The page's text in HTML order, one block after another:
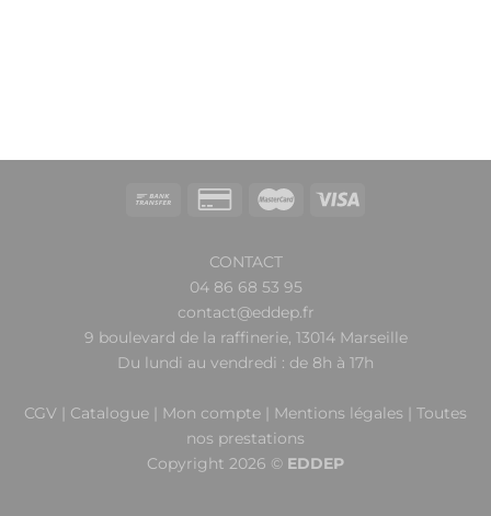
CONTACT
04 86 68 53 95
contact@eddep.fr
9 boulevard de la raffinerie, 13014 Marseille
Du lundi au vendredi : de 8h à 17h
CGV | Catalogue | Mon compte | Mentions légales | Toutes
nos prestations
Copyright 2026 © EDDEP